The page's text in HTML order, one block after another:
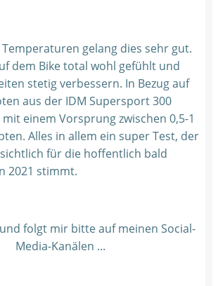
gelang dies sehr gut.
dem Bike total wohl gefühlt und
stetig verbessern. In Bezug auf
aus der IDM Supersport 300
einem Vorsprung zwischen 0,5-1
Alles in allem ein super Test, der
für die hoffentlich bald
2021 stimmt.
folgt mir bitte auf meinen Social-
Media-Kanälen ...